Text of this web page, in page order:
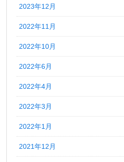
2023年12月
2022年11月
2022年10月
2022年6月
2022年4月
2022年3月
2022年1月
2021年12月